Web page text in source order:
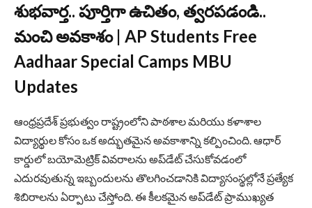
శుభవార్త.. పూర్తిగా ఉచితం, త్వరపడండి..
మంచి అవకాశం | AP Students Free
Aadhaar Special Camps MBU
Updates
ఆంధ్రప్రదేశ్ ప్రభుత్వం రాష్ట్రంలోని పాఠశాల మరియు కళాశాల
విద్యార్థుల కోసం ఒక అద్భుతమైన అవకాశాన్ని కల్పించింది. ఆధార్
కార్డులో బయోమెట్రిక్ వివరాలను అప్‌డేట్ చేసుకోవడంలో
ఎదురవుతున్న ఇబ్బందులను తొలగించడానికి విద్యాసంస్థల్లోనే ప్రత్యేక
శిబిరాలను ఏర్పాటు చేస్తోంది. ఈ కీలకమైన అప్‌డేట్ ప్రాముఖ్యత